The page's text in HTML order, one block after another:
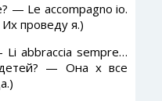
— Le accompagno io.
проведу я.)
abbraccia sempre…
— Она х все